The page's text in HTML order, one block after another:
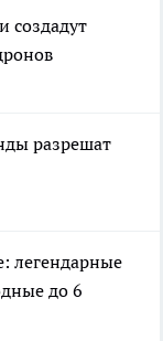
создадут
разрешат
легендарные
до 6